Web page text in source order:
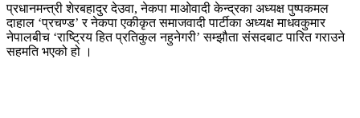
प्रधानमन्त्री शेरबहादुर देउवा, नेकपा माओवादी केन्द्रका अध्यक्ष पुष्पकमल
दाहाल ‘प्रचण्ड’ र नेकपा एकीकृत समाजवादी पार्टीका अध्यक्ष माधवकुमार
नेपालबीच ‘राष्ट्रिय हित प्रतिकुल नहुनेगरी’ सम्झौता संसदबाट पारित गराउने
सहमति भएको हो ।